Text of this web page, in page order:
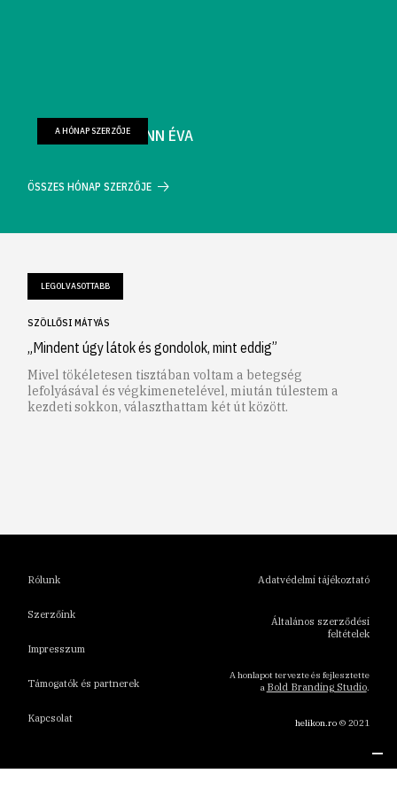
FARKAS WELLMANN ÉVA
A HÓNAP SZERZŐJE
ÖSSZES HÓNAP SZERZŐJE
LEGOLVASOTTABB
SZÖLLŐSI MÁTYÁS
„Mindent úgy látok és gondolok, mint eddig”
Mivel tökéletesen tisztában voltam a betegség
lefolyásával és végkimenetelével, miután túlestem a
kezdeti sokkon, választhattam két út között.
Rólunk
Szerzőink
Impresszum
Támogatók és partnerek
Kapcsolat
Adatvédelmi tájékoztató
Általános szerződési
feltételek
A honlapot tervezte és fejlesztette
a Bold Branding Studio.
helikon.ro© 2021